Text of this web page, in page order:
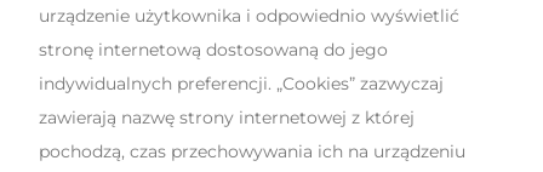
urządzenie użytkownika i odpowiednio wyświetlić
stronę internetową dostosowaną do jego
indywidualnych preferencji. „Cookies” zazwyczaj
zawierają nazwę strony internetowej z której
pochodzą, czas przechowywania ich na urządzeniu